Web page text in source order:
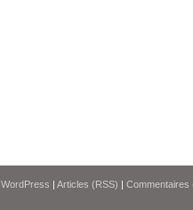
WordPress | Articles (RSS) | Commentaires